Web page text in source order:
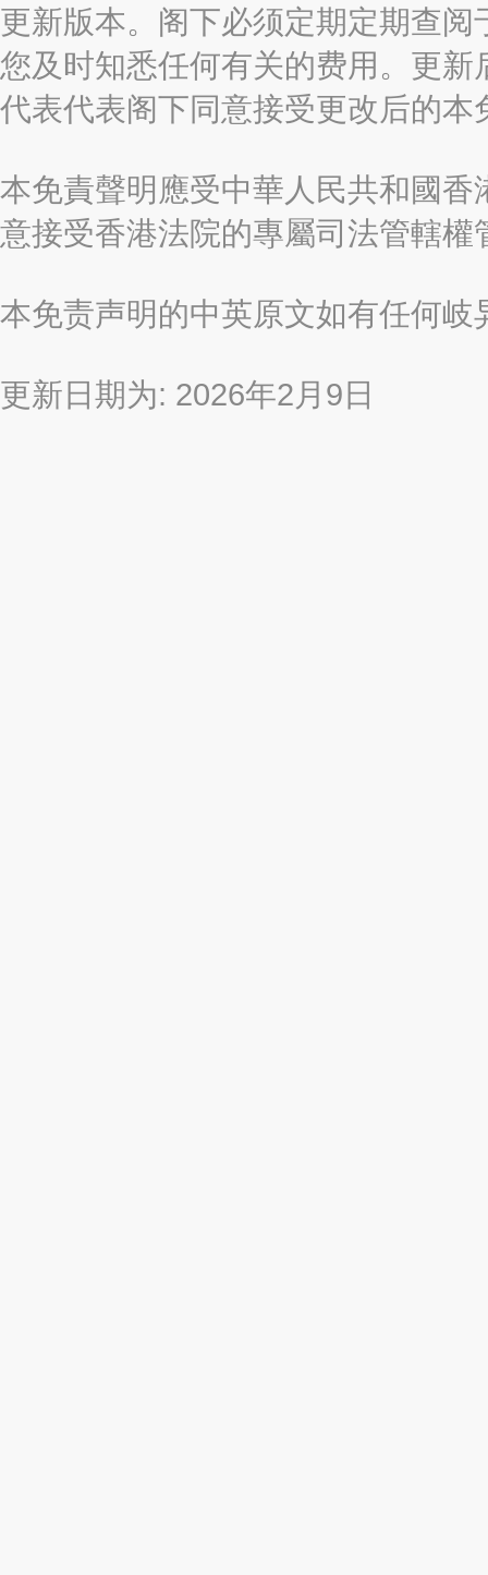
更新版本。阁下必须定期定期查
您及时知悉任何有关的费用。更
代表代表阁下同意接受更改后的本
本免責聲明應受中華人民共和國
意接受香港法院的專屬司法管轄權
本免责声明的中英原文如有任何
更新日期为: 2026年2月9日